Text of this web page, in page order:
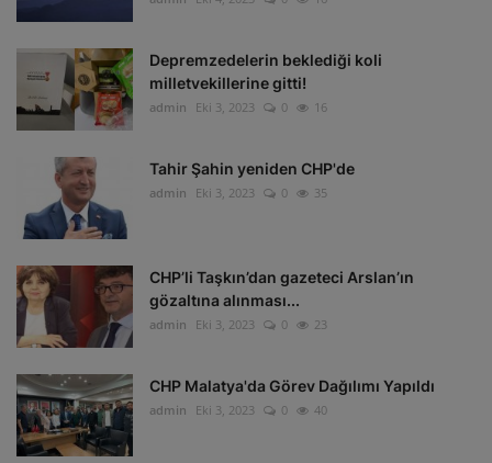
Depremzedelerin beklediği koli
milletvekillerine gitti!
admin Eki 3, 2023 0 16
Tahir Şahin yeniden CHP'de
admin Eki 3, 2023 0 35
CHP’li Taşkın’dan gazeteci Arslan’ın
gözaltına alınması...
admin Eki 3, 2023 0 23
CHP Malatya'da Görev Dağılımı Yapıldı
admin Eki 3, 2023 0 40